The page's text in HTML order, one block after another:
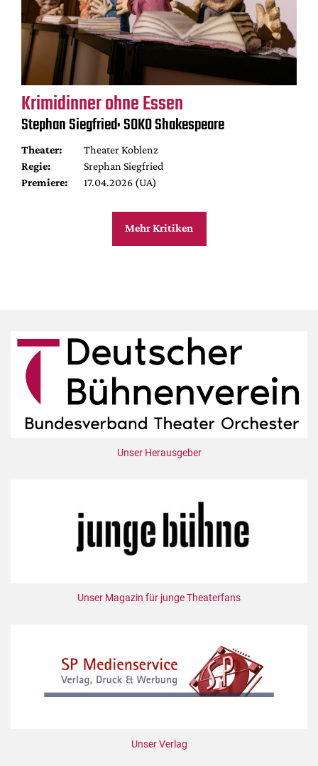
Krimidinner ohne Essen
Stephan Siegfried: SOKO Shakespeare
Theater:
Theater Koblenz
Regie:
Srephan Siegfried
Premiere:
17.04.2026 (UA)
Mehr Kritiken
Unser Herausgeber
Unser Magazin für junge Theaterfans
Unser Verlag